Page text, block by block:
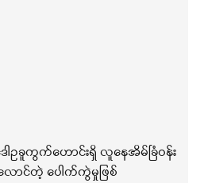
ဥခူကွက်ဟောင်းရှိ လူနေအိမ်ခြံဝန်း
င်တဲ့ ပေါက်ကွဲမှုဖြစ်